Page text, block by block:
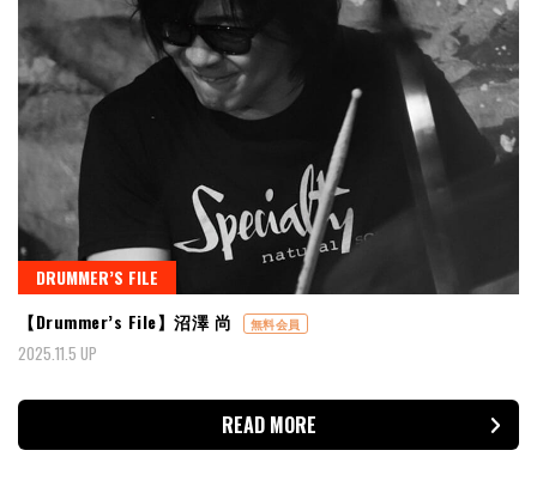
DRUMMER’S FILE
【Drummer’s File】沼澤 尚
無料会員
2025.11.5 UP
READ MORE